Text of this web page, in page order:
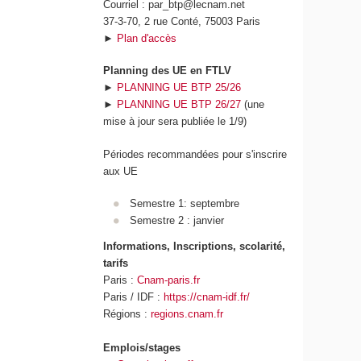
Courriel : par_btp@lecnam.net
37-3-70, 2 rue Conté, 75003 Paris
► Plan d'accès
Planning des UE en FTLV
► PLANNING UE BTP 25/26
► PLANNING UE BTP 26/27 (une
mise à jour sera publiée le 1/9)
Périodes recommandées pour s'inscrire
aux UE
Semestre 1: septembre
Semestre 2 : janvier
Informations, Inscriptions, scolarité,
tarifs
Paris :Cnam-paris.fr
Paris / IDF :https://cnam-idf.fr/
Régions :regions.cnam.fr
Emplois/stages